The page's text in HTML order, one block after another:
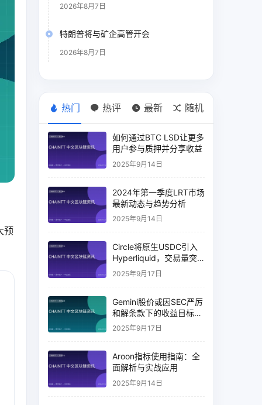
预
2026年8月7日
特朗普将与矿企高管开会
2026年8月7日
热门 热评 最新 随机
如何通过BTC LSD让更多
用户参与质押并分享收益
2025年9月14日
2024年第一季度LRT市场
最新动态与趋势分析
2025年9月14日
Circle将原生USDC引入
Hyperliquid，交易量突
破币安14%
2025年9月17日
Gemini股价或因SEC严厉
和解条款下的收益目标破
灭而下跌
2025年9月17日
Aroon指标使用指南：全
面解析与实战应用
2025年9月14日